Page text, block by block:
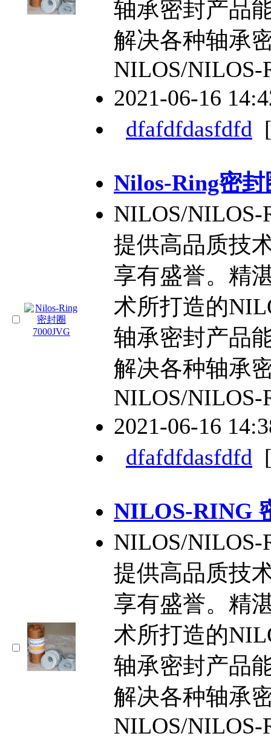
轴承密封产品
解决各种轴承
NILOS/NILOS-
2021-06-16
dfafdfdasfdfd
Nilos-Ring密封
NILOS/
提供高品质技
享有盛誉。精
术所打造的
轴承密封产品
解决各种轴承
NILOS/NILOS-
2021-06-16
dfafdfdasfdfd
NILOS-RING
NILOS/
提供高品质技
享有盛誉。精
术所打造的
轴承密封产品
解决各种轴承
NILOS/NILOS-